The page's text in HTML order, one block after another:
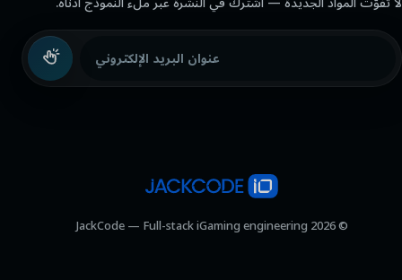
© 2026 JackCode — Full-stack iGaming engineering